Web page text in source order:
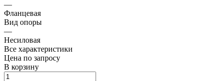
—
Фланцевая
Вид опоры
—
Несиловая
Все характеристики
Цена по запросу
В корзину